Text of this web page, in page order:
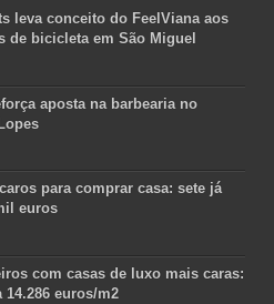
leva conceito do FeelViana aos
de bicicleta em São Miguel
aposta na barbearia no
para comprar casa: sete já
euros
com casas de luxo mais caras:
euros/m2